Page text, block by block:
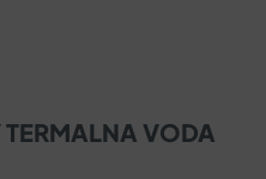
VODA